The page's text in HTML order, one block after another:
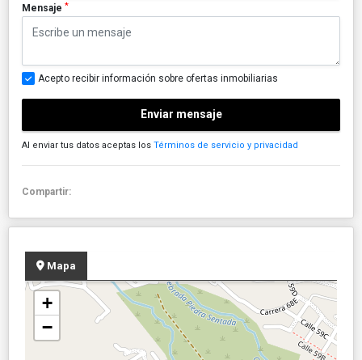
Mensaje *
Acepto recibir información sobre ofertas inmobiliarias
Enviar mensaje
Al enviar tus datos aceptas los Términos de servicio y privacidad
Compartir:
Mapa
+
−